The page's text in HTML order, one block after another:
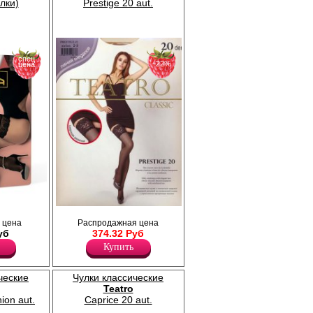
и
спец
цена
цена
Prestige 20 aut.
(18 см) на силиконовой основе,
укреплённый прозрачный мысок.
Плотность 20ден
Лайкра 15%
Полиамид 85%
−22%
Распродажная цена
374.32 Руб
Купить
aut.
Чулки классические
Teatro
Caprice 20 aut.